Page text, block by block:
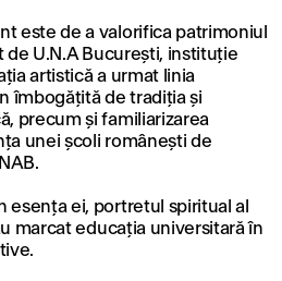
este de a valorifica patrimoniul
U.N.A București, instituție
artistică a urmat linia
îmbogățită de tradiția și
precum și familiarizarea
unei școli românești de
esența ei, portretul spiritual al
marcat educația universitară în